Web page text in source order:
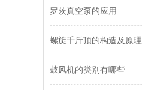
罗茨真空泵的应用
螺旋千斤顶的构造及原理
鼓风机的类别有哪些